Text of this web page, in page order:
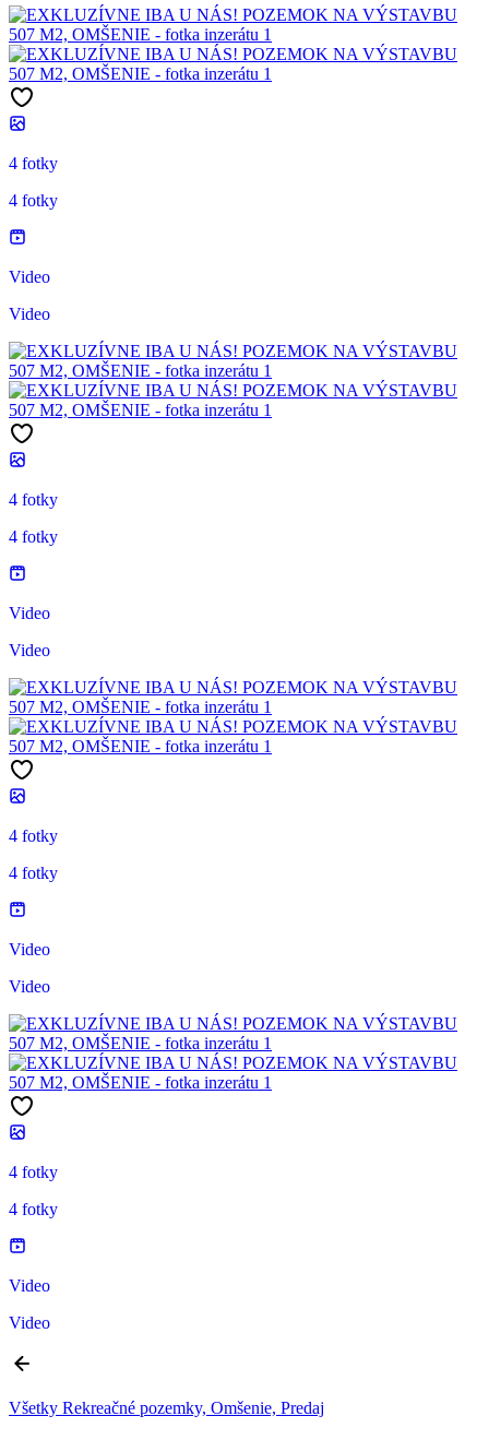
4 fotky
4 fotky
Video
Video
4 fotky
4 fotky
Video
Video
4 fotky
4 fotky
Video
Video
4 fotky
4 fotky
Video
Video
Všetky Rekreačné pozemky, Omšenie, Predaj